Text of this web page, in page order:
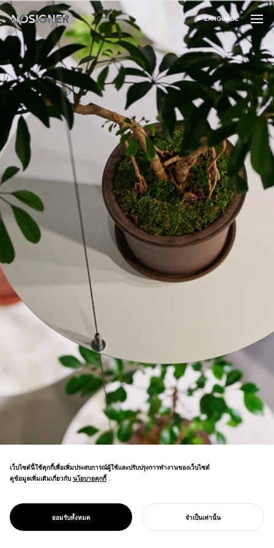
หน้าหลัก เลือกภาษา
LANGUAGE
PROJECT
REN
ใหม่สำหรับต้นไม้ในบ้านที่ขาดการเชื่อมต่อกับ
เว็บไซต์นี้ใช้คุกกี้เพื่อเพิ่มประสบการณ์ผู้ใช้และปรับปรุงการทำงานของเว็บไซต์
ดูข้อมูลเพิ่มเติมเกี่ยวกับ นโยบายคุกกี้
นโยบายคุกกี้ .
ยอมรับทั้งหมด จำเป็นเท่านั้น